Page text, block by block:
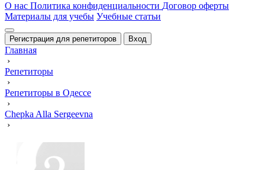
О нас Политика конфиденциальности Договор оферты
Материалы для учебы Учебные статьи
Регистрация для репетиторов Вход
Главная
›
Репетиторы
›
Репетиторы в Одессе
›
Chepka Alla Sergeevna
›